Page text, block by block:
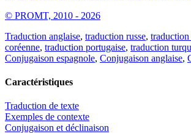
© PROMT, 2010 - 2026
Traduction anglaise, traduction russe, traduction
coréenne, traduction portugaise, traduction
Conjugaison espagnole, Conjugaison anglaise,
Caractéristiques
Traduction de texte
Exemples de contexte
Conjugaison et déclinaison